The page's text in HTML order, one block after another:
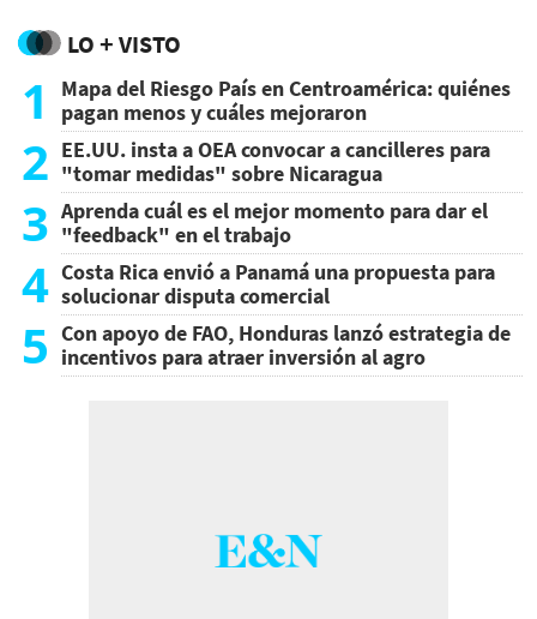
LO + VISTO
1
Mapa del Riesgo País en Centroamérica: quiénes
pagan menos y cuáles mejoraron
2 EE.UU. insta a OEA convocar a cancilleres para
"tomar medidas" sobre Nicaragua
3 Aprenda cuál es el mejor momento para dar el
"feedback" en el trabajo
4 Costa Rica envió a Panamá una propuesta para
solucionar disputa comercial
5 Con apoyo de FAO, Honduras lanzó estrategia de
incentivos para atraer inversión al agro